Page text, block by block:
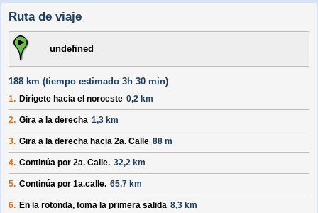
Ruta de viaje
undefined
188 km (tiempo estimado 3h 30 min)
1. Dirígete hacia el noroeste 0,2 km
2. Gira a la derecha 1,3 km
3. Gira a la derecha hacia 2a. Calle 88 m
4. Continúa por 2a. Calle. 32,2 km
5. Continúa por 1a.calle. 65,7 km
6. En la rotonda, toma la primera salida 8,3 km